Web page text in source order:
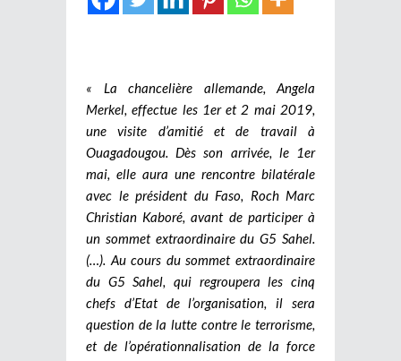
« La chancelière allemande, Angela
Merkel, effectue les 1er et 2 mai 2019,
une visite d’amitié et de travail à
Ouagadougou. Dès son arrivée, le 1er
mai, elle aura une rencontre bilatérale
avec le président du Faso, Roch Marc
Christian Kaboré, avant de participer à
un sommet extraordinaire du G5 Sahel.
(…). Au cours du sommet extraordinaire
du G5 Sahel, qui regroupera les cinq
chefs d’Etat de l’organisation, il sera
question de la lutte contre le terrorisme,
et de l’opérationnalisation de la force